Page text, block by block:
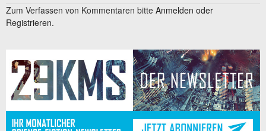
Zum Verfassen von Kommentaren bitte Anmelden oder
Registrieren.